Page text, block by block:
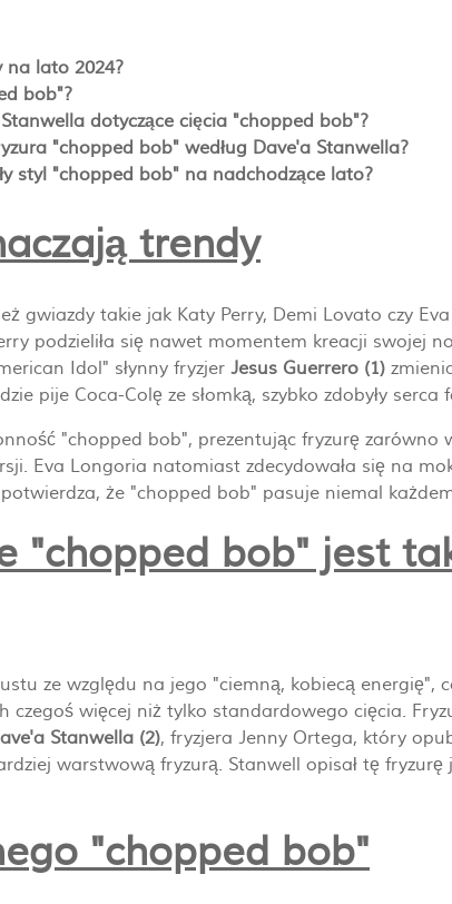
na lato 2024?
bob"?
dotyczące cięcia "chopped bob"?
"chopped bob" według Dave'a Stanwella?
styl "chopped bob" na nadchodzące lato?
trendy
gwiazdy takie jak Katy Perry, Demi Lovato czy
podzieliła się nawet momentem kreacji swojej
Idol" słynny fryzjer Jesus Guerrero (1)
pije Coca-Colę ze słomką, szybko zdobyły
"chopped bob", prezentując fryzurę zarówno
Eva Longoria natomiast zdecydowała się na
że "chopped bob" pasuje niemal
"chopped bob" jest
ze względu na jego "ciemną, kobiecą energię",
czegoś więcej niż tylko standardowego cięcia.
Stanwella (2), fryzjera Jenny Ortega, który
warstwową fryzurą. Stanwell opisał tę fryzurę
"chopped bob"